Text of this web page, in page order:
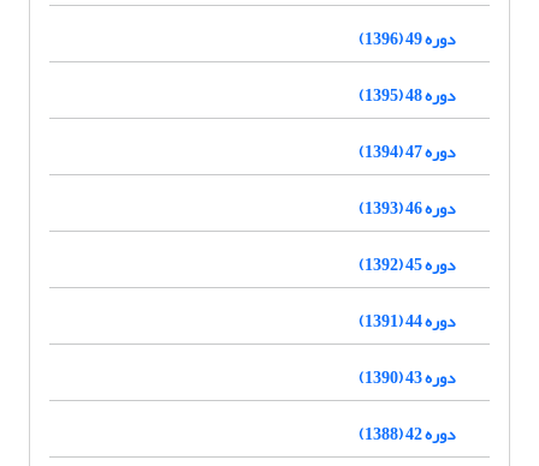
دوره 49 (1396)
دوره 48 (1395)
دوره 47 (1394)
دوره 46 (1393)
دوره 45 (1392)
دوره 44 (1391)
دوره 43 (1390)
دوره 42 (1388)